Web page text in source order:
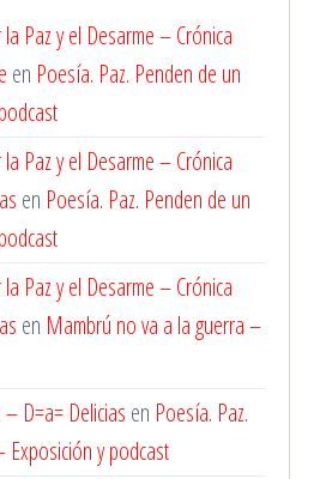
Paz y el Desarme – Crónica
en Poesía. Paz. Penden de un
Paz y el Desarme – Crónica
en Poesía. Paz. Penden de un
Paz y el Desarme – Crónica
en Mambrú no va a la guerra –
D=a= Delicias en Poesía. Paz.
y podcast